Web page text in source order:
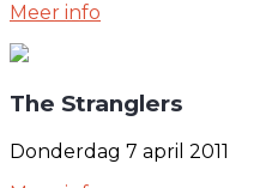
Meer info
The Stranglers
Donderdag 7 april 2011